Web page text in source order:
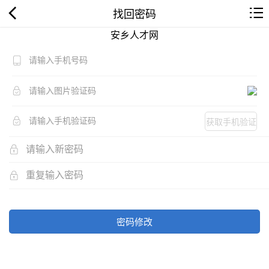
找回密码
安乡人才网
获取手机验证
密码修改